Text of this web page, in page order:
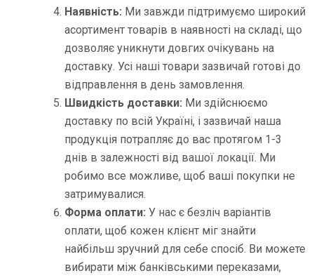
Наявність: Ми завжди підтримуємо широкий
асортимент товарів в наявності на складі, що
дозволяє уникнути довгих очікувань на
доставку. Усі наші товари зазвичай готові до
відправлення в день замовлення.
Швидкість доставки: Ми здійснюємо
доставку по всій Україні, і зазвичай наша
продукція потрапляє до вас протягом 1-3
днів в залежності від вашої локації. Ми
робимо все можливе, щоб ваші покупки не
затримувалися.
Форма оплати: У нас є безліч варіантів
оплати, щоб кожен клієнт міг знайти
найбільш зручний для себе спосіб. Ви можете
вибирати між банківськими переказами,